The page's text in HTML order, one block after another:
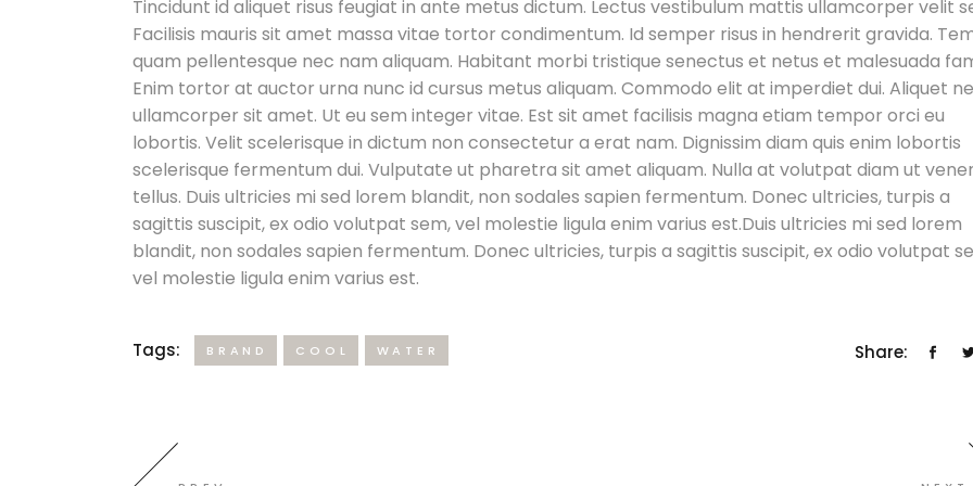
Tincidunt id aliquet risus feugiat in ante metus dictum. Lectus vestibulum mattis ullamcorper velit
Facilisis mauris sit amet massa vitae tortor condimentum. Id semper risus in hendrerit gravida.
quam pellentesque nec nam aliquam. Habitant morbi tristique senectus et netus et malesuada
Enim tortor at auctor urna nunc id cursus metus aliquam. Commodo elit at imperdiet dui. Aliquet
ullamcorper sit amet. Ut eu sem integer vitae. Est sit amet facilisis magna etiam tempor orci eu
lobortis. Velit scelerisque in dictum non consectetur a erat nam. Dignissim diam quis enim lobortis
scelerisque fermentum dui. Vulputate ut pharetra sit amet aliquam. Nulla at volutpat diam ut
tellus. Duis ultricies mi sed lorem blandit, non sodales sapien fermentum. Donec ultricies, turpis a
sagittis suscipit, ex odio volutpat sem, vel molestie ligula enim varius est.Duis ultricies mi sed lorem
blandit, non sodales sapien fermentum. Donec ultricies, turpis a sagittis suscipit, ex odio volutpat
vel molestie ligula enim varius est.
Tags: BRAND COOL WATER Share: